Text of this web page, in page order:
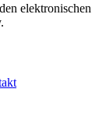
elektronischen